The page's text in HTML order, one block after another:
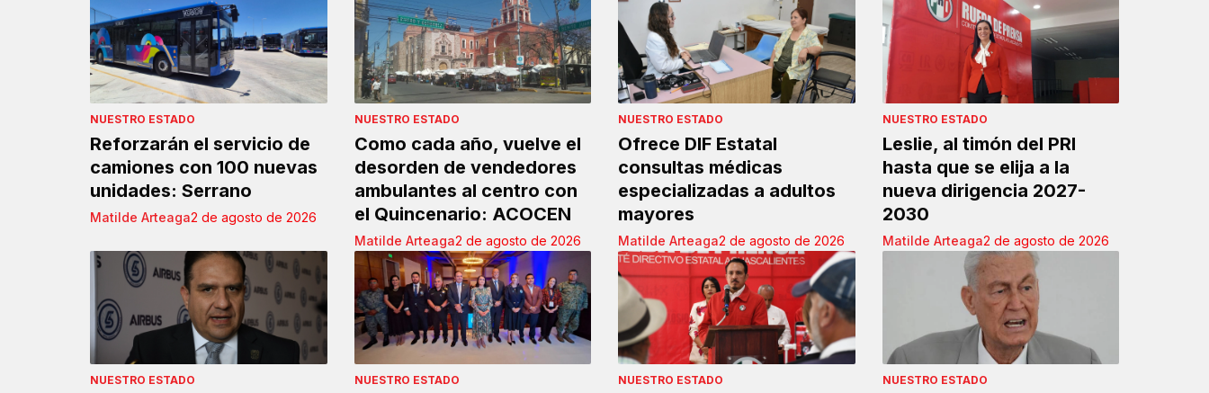
NUESTRO ESTADO
Reforzarán el servicio de
camiones con 100 nuevas
unidades: Serrano
Matilde Arteaga2 de agosto de 2026
NUESTRO ESTADO
Como cada año, vuelve el
desorden de vendedores
ambulantes al centro con
el Quincenario: ACOCEN
Matilde Arteaga2 de agosto de 2026
NUESTRO ESTADO
Ofrece DIF Estatal
consultas médicas
especializadas a adultos
mayores
Matilde Arteaga2 de agosto de 2026
NUESTRO ESTADO
Leslie, al timón del PRI
hasta que se elija a la
nueva dirigencia 2027-
2030
Matilde Arteaga2 de agosto de 2026
NUESTRO ESTADO NUESTRO ESTADO NUESTRO ESTADO NUESTRO ESTADO